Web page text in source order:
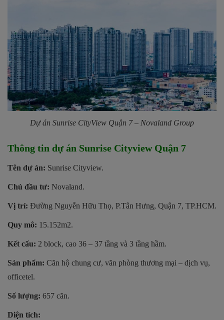
Dự án Sunrise CityView Quận 7 – Novaland Group
Thông tin dự án Sunrise Cityview Quận 7
Tên dự án: Sunrise Cityview.
Chủ đầu tư: Novaland.
Vị trí: Đường Nguyễn Hữu Thọ, P.Tân Hưng, Quận 7, TP.HCM.
Quy mô: 15.152m2.
Kết cấu: 2 block, cao 36 – 37 tầng và 3 tầng hầm.
Sản phẩm: Căn hộ chung cư, văn phòng thương mại – dịch vụ,
officetel.
Số lượng: 657 căn.
Diện tích: